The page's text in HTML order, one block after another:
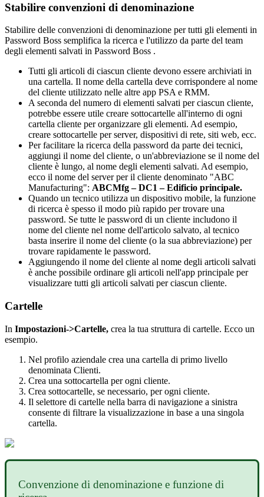
Stabilire convenzioni di denominazione
Stabilire delle convenzioni di denominazione per tutti gli elementi in
Password Boss semplifica la ricerca e l'utilizzo da parte del team
degli elementi salvati in Password Boss .
Tutti gli articoli di ciascun cliente devono essere archiviati in
una cartella. Il nome della cartella deve corrispondere al nome
del cliente utilizzato nelle altre app PSA e RMM.
A seconda del numero di elementi salvati per ciascun cliente,
potrebbe essere utile creare sottocartelle all'interno di ogni
cartella cliente per organizzare gli elementi. Ad esempio,
creare sottocartelle per server, dispositivi di rete, siti web, ecc.
Per facilitare la ricerca della password da parte dei tecnici,
aggiungi il nome del cliente, o un'abbreviazione se il nome del
cliente è lungo, al nome degli elementi salvati. Ad esempio,
ecco il nome del server per il cliente denominato "ABC
Manufacturing": ABCMfg – DC1 – Edificio principale.
Quando un tecnico utilizza un dispositivo mobile, la funzione
di ricerca è spesso il modo più rapido per trovare una
password. Se tutte le password di un cliente includono il
nome del cliente nel nome dell'articolo salvato, al tecnico
basta inserire il nome del cliente (o la sua abbreviazione) per
trovare rapidamente le password.
Aggiungendo il nome del cliente al nome degli articoli salvati
è anche possibile ordinare gli articoli nell'app principale per
visualizzare tutti gli articoli salvati per ciascun cliente.
Cartelle
In Impostazioni->Cartelle, crea la tua struttura di cartelle. Ecco un
esempio.
Nel profilo aziendale crea una cartella di primo livello
denominata Clienti.
Crea una sottocartella per ogni cliente.
Crea sottocartelle, se necessario, per ogni cliente.
Il selettore di cartelle nella barra di navigazione a sinistra
consente di filtrare la visualizzazione in base a una singola
cartella.
Convenzione di denominazione e funzione di